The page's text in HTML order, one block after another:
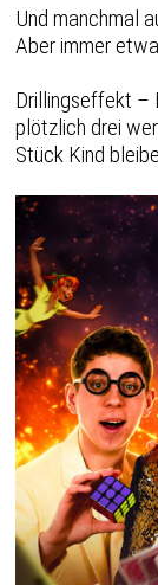
Und manchmal
Aber immer
‍Drillingseffekt –
plötzlich drei
Stück Kind